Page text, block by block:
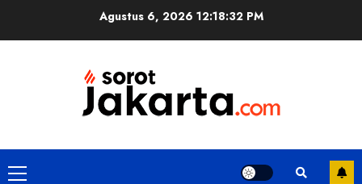
Agustus 6, 2026 12:18:33 PM
Primary